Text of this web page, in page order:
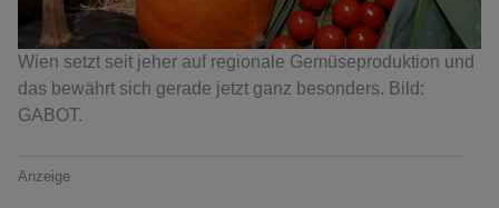
Wien setzt seit jeher auf regionale Gemüseproduktion und
das bewährt sich gerade jetzt ganz besonders. Bild:
GABOT.
Anzeige